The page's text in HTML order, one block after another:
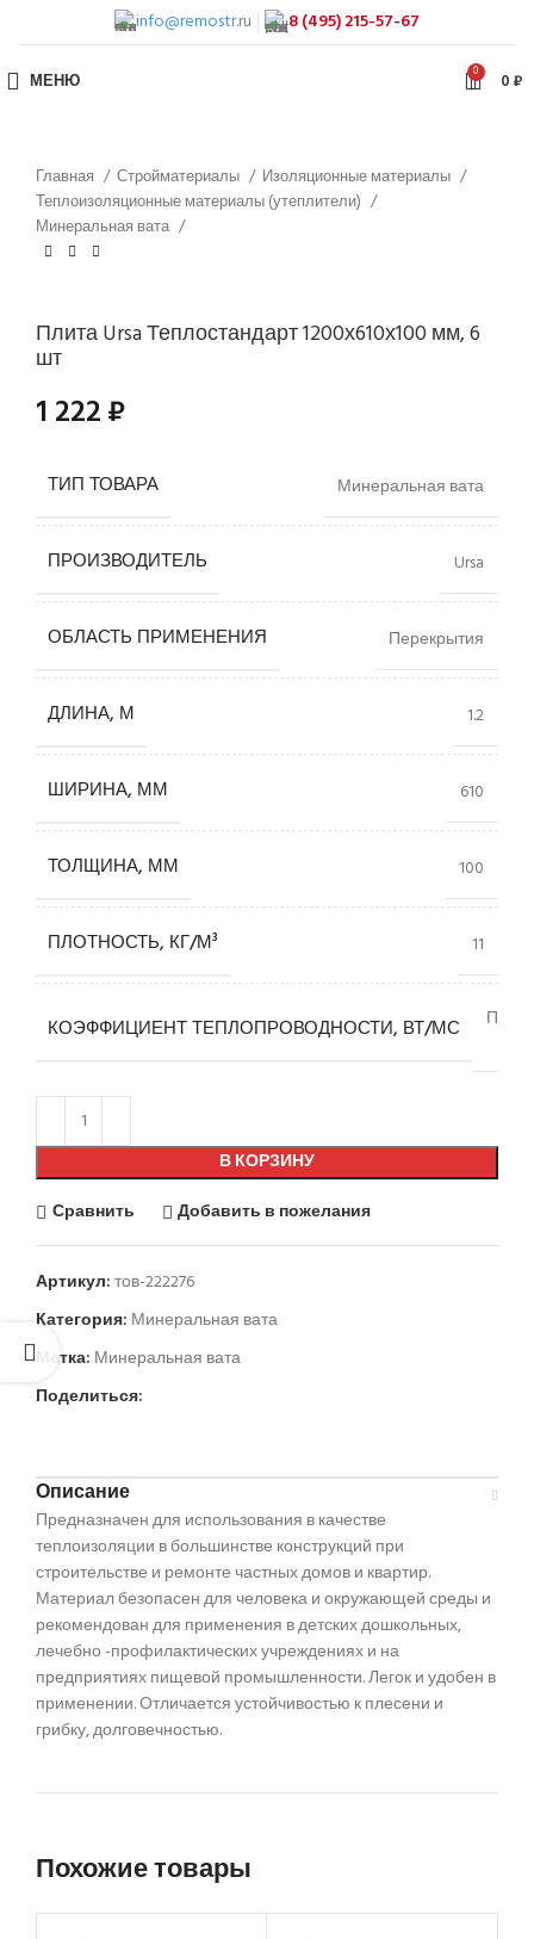
info@remostr.ru 8 (495) 215-57-67
МЕНЮ 0 0₽
Главная Стройматериалы
Изоляционные материалы
Теплоизоляционные материалы (утеплители)
Минеральная вата
Плита Ursa Теплостандарт 1200х610х100 мм, 6
шт
1 222₽
ТИП ТОВАРА Минеральная вата
ПРОИЗВОДИТЕЛЬ Ursa
ОБЛАСТЬ ПРИМЕНЕНИЯ Перекрытия
ДЛИНА, М 1.2
ШИРИНА, ММ 610
ТОЛЩИНА, ММ 100
ПЛОТНОСТЬ, КГ/М³ 11
КОЭФФИЦИЕНТ ТЕПЛОПРОВОДНОСТИ, ВТ/МС
В КОРЗИНУ
Сравнить
Добавить в пожелания
Артикул:тов-222276
Категория: Минеральная вата
Метка: Минеральная вата
Поделиться:
Описание
Предназначен для использования в качестве
теплоизоляции в большинстве конструкций при
строительстве и ремонте частных домов и квартир.
Материал безопасен для человека и окружающей среды и
рекомендован для применения в детских дошкольных,
лечебно -профилактических учреждениях и на
предприятиях пищевой промышленности. Легок и удобен в
применении. Отличается устойчивостью к плесени и
грибку, долговечностью.
Похожие товары